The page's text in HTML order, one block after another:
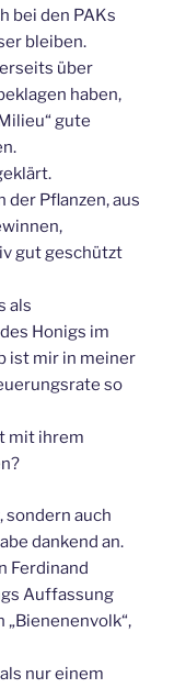
bei den PAKs
bleiben.
über
haben,
gute
der Pflanzen, aus
gut geschützt
als
Honigs im
ist mir in meiner
so
mit ihrem
sondern auch
dankend an.
Ferdinand
Auffassung
nur einem